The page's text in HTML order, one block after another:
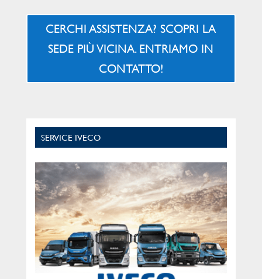
CERCHI ASSISTENZA? SCOPRI LA
SEDE PIÙ VICINA. ENTRIAMO IN
CONTATTO!
SERVICE IVECO